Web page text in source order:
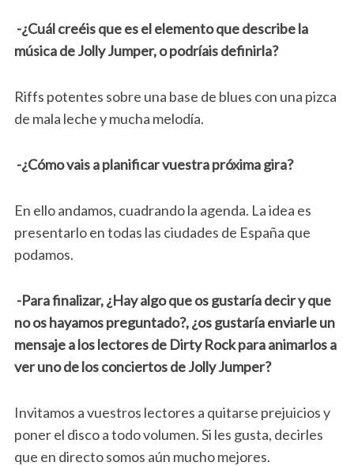
-¿Cuál creéis que es el elemento que describe la
música de Jolly Jumper, o podríais definirla?
Riffs potentes sobre una base de blues con una pizca
de mala leche y mucha melodía.
-¿Cómo vais a planificar vuestra próxima gira?
En ello andamos, cuadrando la agenda. La idea es
presentarlo en todas las ciudades de España que
podamos.
-Para finalizar, ¿Hay algo que os gustaría decir y que
no os hayamos preguntado?, ¿os gustaría enviarle un
mensaje a los lectores de Dirty Rock para animarlos a
ver uno de los conciertos de Jolly Jumper?
Invitamos a vuestros lectores a quitarse prejuicios y
poner el disco a todo volumen. Si les gusta, decirles
que en directo somos aún mucho mejores.